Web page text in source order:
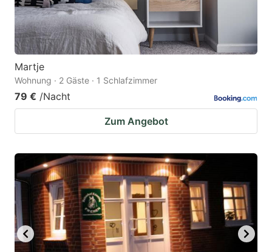
Martje
Wohnung · 2 Gäste · 1 Schlafzimmer
79 € /Nacht
Zum Angebot